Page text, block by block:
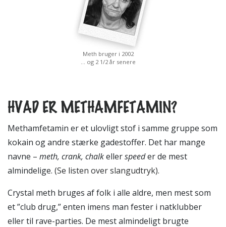
Meth bruger i 2002
… og 2 1/2 år senere
HVAD ER METHAMFETAMIN?
Methamfetamin er et ulovligt stof i samme gruppe som
kokain og andre stærke gadestoffer. Det har mange
navne – meth, crank, chalkellerspeeder de mest
almindelige. (Se listen over slangudtryk).
Crystal meth bruges af folk i alle aldre, men mest som
et ”club drug,” enten imens man fester i natklubber
eller til rave-parties. De mest almindeligt brugte